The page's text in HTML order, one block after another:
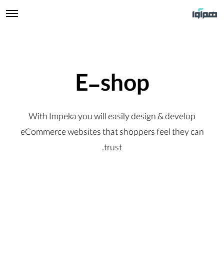
E-shop
With Impeka you will easily design & develop
eCommerce websites that shoppers feel they can
trust.